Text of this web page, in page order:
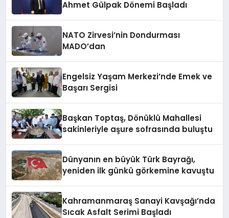
Ahmet Gülpak Dönemi Başladı
NATO Zirvesi’nin Dondurması
MADO’dan
Engelsiz Yaşam Merkezi’nde Emek ve
Başarı Sergisi
Başkan Toptaş, Dönüklü Mahallesi
sakinleriyle aşure sofrasında buluştu
Dünyanın en büyük Türk Bayrağı,
yeniden ilk günkü görkemine kavuştu
Kahramanmaraş Sanayi Kavşağı’nda
Sıcak Asfalt Serimi Başladı